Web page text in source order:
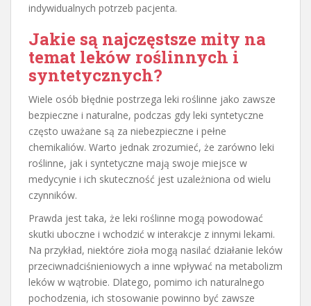
indywidualnych potrzeb pacjenta.
Jakie są najczęstsze mity na
temat leków roślinnych i
syntetycznych?
Wiele osób błędnie postrzega leki roślinne jako zawsze
bezpieczne i naturalne, podczas gdy leki syntetyczne
często uważane są za niebezpieczne i pełne
chemikaliów. Warto jednak zrozumieć, że zarówno leki
roślinne, jak i syntetyczne mają swoje miejsce w
medycynie i ich skuteczność jest uzależniona od wielu
czynników.
Prawda jest taka, że leki roślinne mogą powodować
skutki uboczne i wchodzić w interakcje z innymi lekami.
Na przykład, niektóre zioła mogą nasilać działanie leków
przeciwnadciśnieniowych a inne wpływać na metabolizm
leków w wątrobie. Dlatego, pomimo ich naturalnego
pochodzenia, ich stosowanie powinno być zawsze